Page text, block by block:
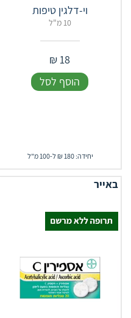
וי-דלגין טיפות
10 מ"ל
18
₪
הוסף לסל
יחידה: 180 ₪ ל-100 מ"ל
באייר